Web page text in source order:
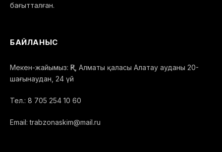
бағытталған.
БАЙЛАНЫС
Мекен-жайымыз: ҚР, Алматы қаласы Алатау ауданы 20-
шағынаудан, 24 үй
Тел.: 8 705 254 10 60
Email: trabzonaskim@mail.ru